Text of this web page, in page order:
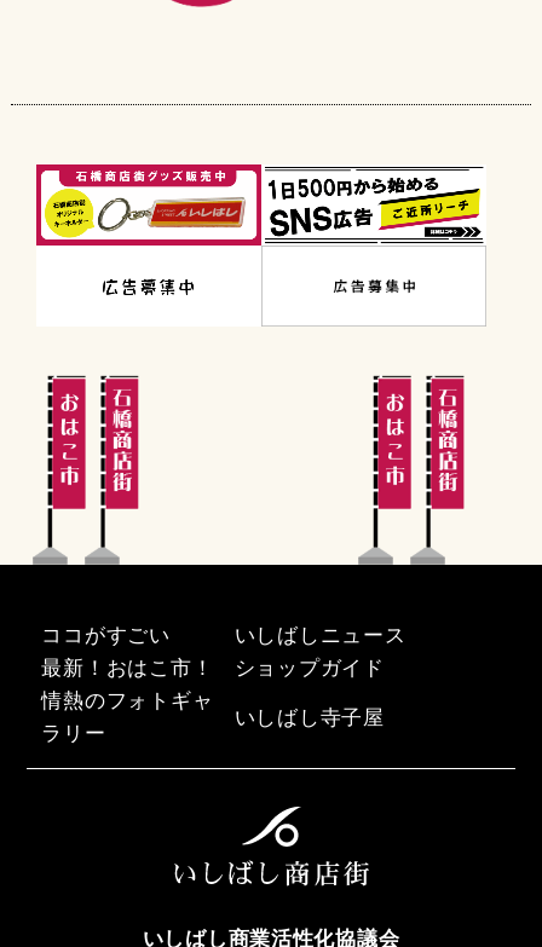
ココがすごい
いしばしニュース
最新！おはこ市！
ショップガイド
情熱のフォトギャ
ラリー
いしばし寺子屋
いしばし商業活性化協議会